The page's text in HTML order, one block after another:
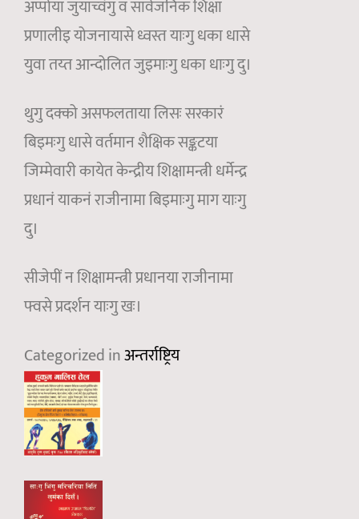
अप्पोया जुयाच्वंगु व सार्वजनिक शिक्षा
प्रणालीइ योजनायासे ध्वस्त याःगु धका धासे
युवा तय्त आन्दोलित जुइमाःगु धका धाःगु दु।
थुगु दक्को असफलताया लिसः सरकारं
बिइमःगु धासे वर्तमान शैक्षिक सङ्कटया
जिम्मेवारी कायेत केन्द्रीय शिक्षामन्त्री धर्मेन्द्र
प्रधानं याकनं राजीनामा बिइमाःगु माग याःगु
दु।
सीजेपीं न शिक्षामन्त्री प्रधानया राजीनामा
फ्वसे प्रदर्शन याःगु खः।
Categorized inअन्तर्राष्ट्रिय